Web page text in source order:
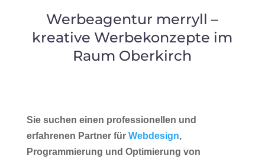
Werbeagentur merryll –
kreative Werbekonzepte im
Raum Oberkirch
Sie suchen einen professionellen und
erfahrenen Partner für Webdesign,
Programmierung und Optimierung von